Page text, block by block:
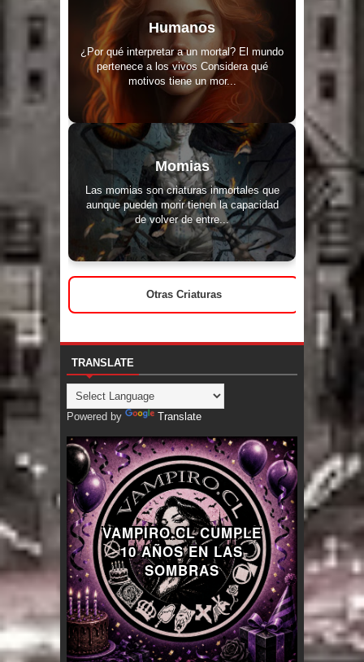
Humanos
¿Por qué interpretar a un mortal? El mundo
pertenece a los vivos Considera qué
motivos tiene un mor...
Momias
Las momias son criaturas inmortales que
aunque pueden morir tienen la capacidad
de volver de entre...
Otras Criaturas
TRANSLATE
Powered by Translate
VAMPIRO.CL CUMPLE
10 AÑOS EN LAS
SOMBRAS